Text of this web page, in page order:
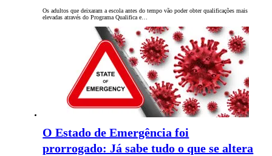
Os adultos que deixaram a escola antes do tempo vão poder obter qualificações mais
elevadas através do Programa Qualifica e…
O Estado de Emergência foi
prorrogado: Já sabe tudo o que se altera